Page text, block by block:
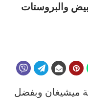
والبروستات
ميشيغان وبفضل